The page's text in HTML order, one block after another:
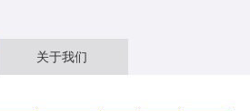
关于我们